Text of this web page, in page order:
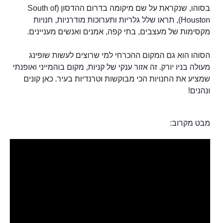
בסוהו, שנקראת על שם מיקומה בדרום ההדסון (South of
Houston), תראו שלל גלריות ותערוכות מודרניות, חנויות
מקסימות של מעצבים, בתי קפה, אמנים ואנשים מעניינים.
הסוהו הוא גם המקום ההכרחי למי שרוצים לעשות שופינג
מעולה בניו יורק. זה אזור ענקי של קניות, מקום בוהמייני ואופנתי
שמציע את החנויות הכי מבוקשות וטרנדיות בעיר. כאן קונים
ונהנים!
מבט מקרוב: